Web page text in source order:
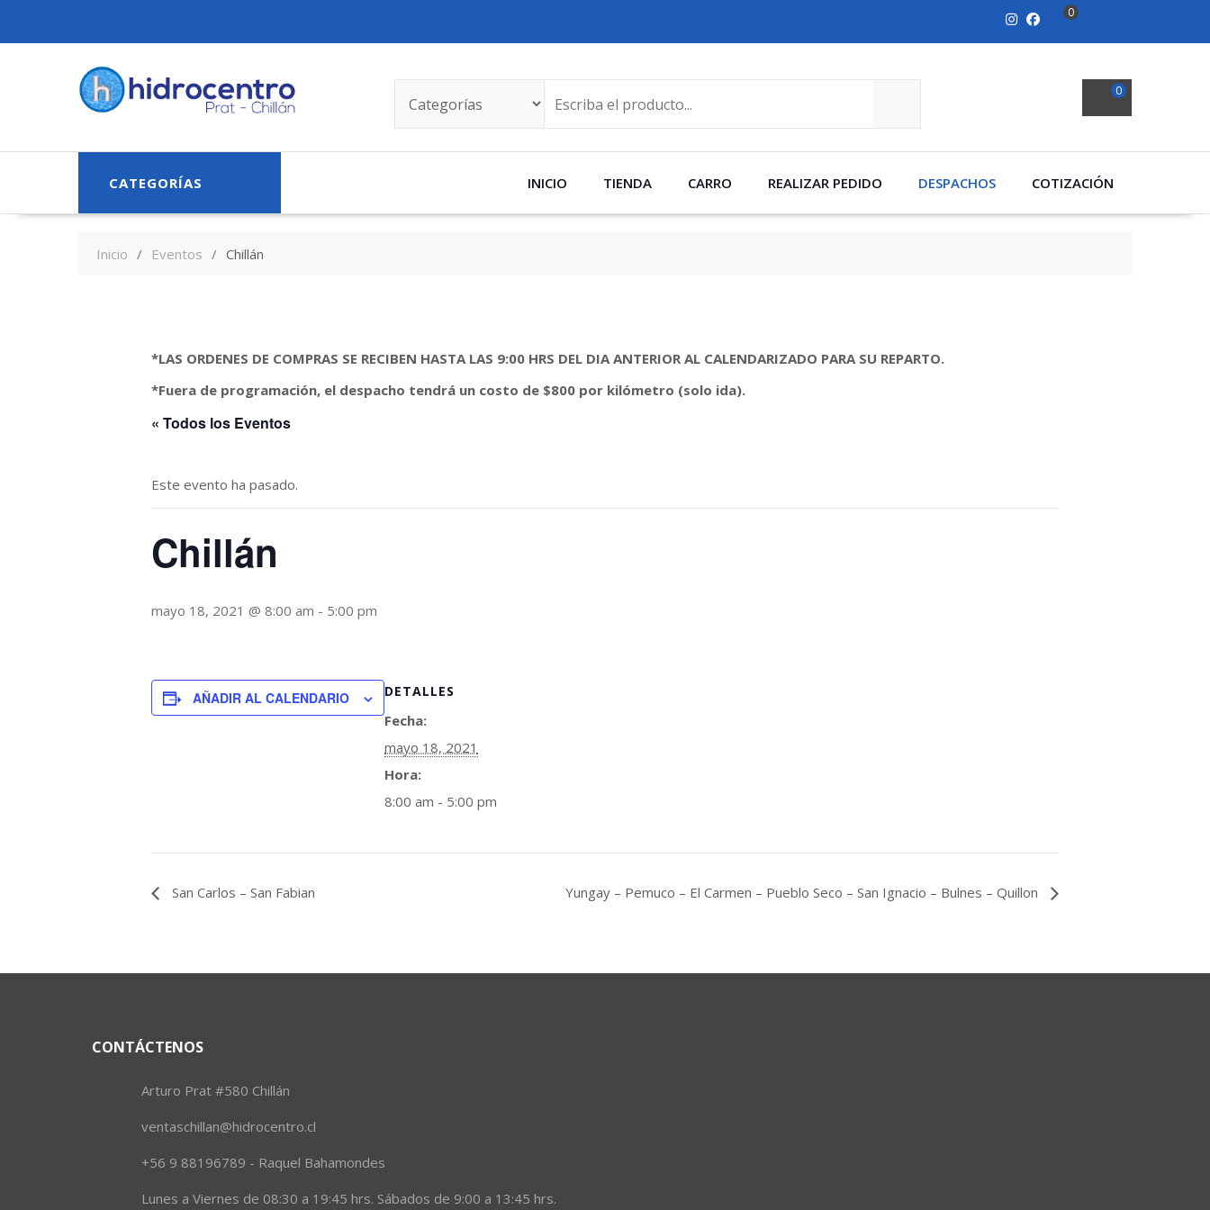
0
0
CATEGORÍAS INICIO TIENDA CARRO REALIZAR PEDIDO DESPACHOS COTIZACIÓN
Inicio Eventos Chillán
*LAS ORDENES DE COMPRAS SE RECIBEN HASTA LAS 9:00 HRS DEL DIA ANTERIOR AL CALENDARIZADO PARA SU REPARTO.
*Fuera de programación, el despacho tendrá un costo de $800 por kilómetro (solo ida).
« Todos los Eventos
Este evento ha pasado.
Chillán
mayo 18, 2021 @ 8:00 am - 5:00 pm
AÑADIR AL CALENDARIO DETALLES
Fecha:
mayo 18, 2021
Hora:
8:00 am - 5:00 pm
San Carlos – San Fabian Yungay – Pemuco – El Carmen – Pueblo Seco – San Ignacio – Bulnes – Quillon
CONTÁCTENOS
Arturo Prat #580 Chillán
ventaschillan@hidrocentro.cl
+56 9 88196789 - Raquel Bahamondes
Lunes a Viernes de 08:30 a 19:45 hrs. Sábados de 9:00 a 13:45 hrs.